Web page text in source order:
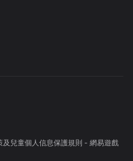
及兒童個人信息保護規則 - 網易遊戲